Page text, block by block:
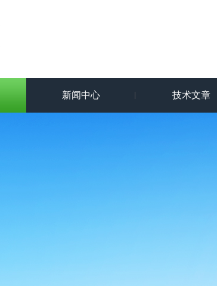
新闻中心 技术文章